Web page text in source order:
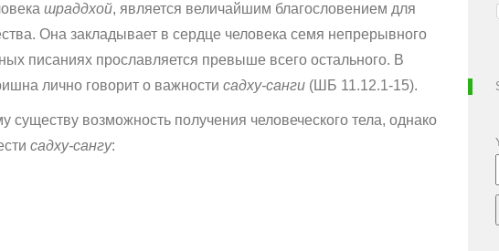
шраддхой, является величайшим благословением для
Она закладывает в сердце человека семя непрерывного
писаниях прославляется превыше всего остального. В
лично говорит о важности садху-санги (ШБ 11.12.1-15).
существу возможность получения человеческого тела, однако
садху-сангу: